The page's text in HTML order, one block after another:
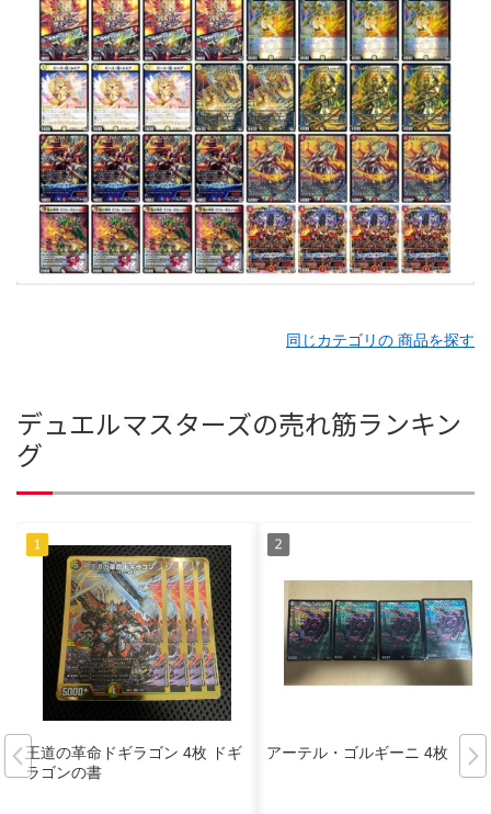
同じカテゴリの 商品を探す
デュエルマスターズの売れ筋ランキン
グ
王道の革命ドギラゴン 4枚 ドギ
ラゴンの書
アーテル・ゴルギーニ 4枚